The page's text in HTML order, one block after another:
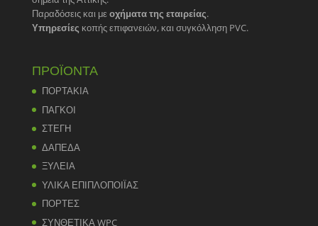
Παραδόσεις και μεοχήματα της εταιρείας.
Υπηρεσίες κοπής επιφανειών, και συγκόλληση PVC.
ΠΡΟΪΟΝΤΑ
ΠΟΡΤΑΚΙΑ
ΠΑΓΚΟΙ
ΣΤΕΓΗ
ΔΑΠΕΔΑ
ΞΥΛΕΙΑ
ΥΛΙΚΑ ΕΠΙΠΛΟΠΟΙΪΑΣ
ΠΟΡΤΕΣ
ΣΥΝΘΕΤΙΚΑ WPC